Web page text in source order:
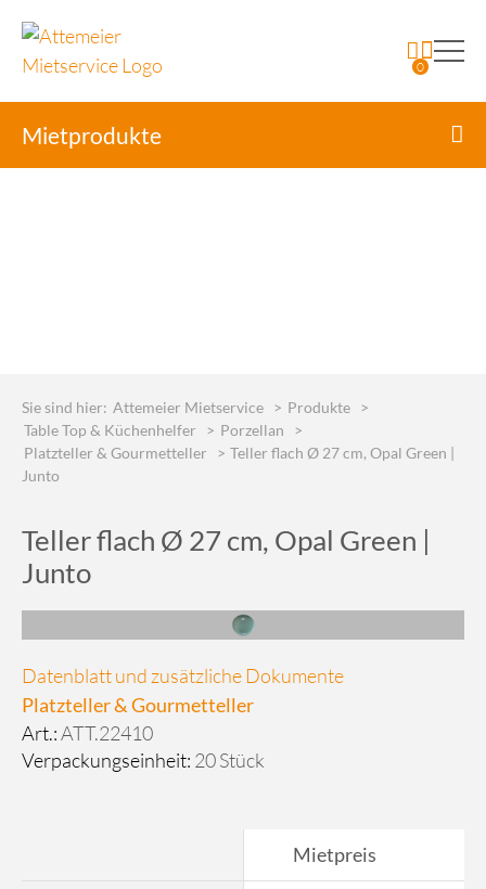
0
Mietprodukte
content
Sie sind hier: Attemeier Mietservice > Produkte >
Table Top & Küchenhelfer
> Porzellan
>
Platzteller & Gourmetteller
> Teller flach Ø 27 cm, Opal Green |
Junto
Teller flach Ø 27 cm, Opal Green |
Junto
Datenblatt und zusätzliche Dokumente
Platzteller & Gourmetteller
Art.:ATT.22410
Verpackungseinheit: 20 Stück
Mietpreis